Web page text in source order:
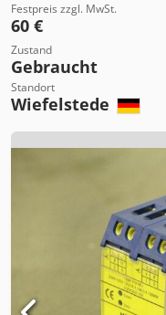
Festpreis zzgl. MwSt.
60 €
Zustand
Gebraucht
Standort
Wiefelstede